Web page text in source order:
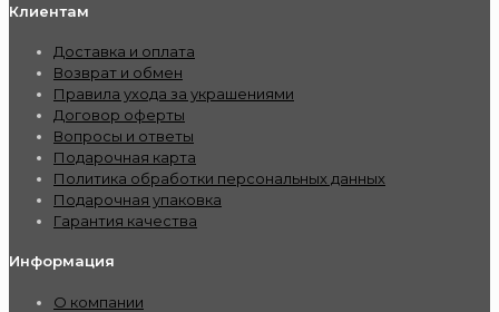
Клиентам
Доставка и оплата
Возврат и обмен
Правила ухода за украшениями
Договор оферты
Вопросы и ответы
Подарочная карта
Политика обработки персональных данных
Подарочная упаковка
Гарантия качества
Информация
О компании